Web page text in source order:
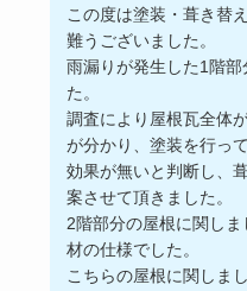
この度は塗装・葺き替
難うございました。
雨漏りが発生した1階
た。
調査により屋根瓦全体
が分かり、塗装を行っ
効果が無いと判断し、
案させて頂きました。
2階部分の屋根に関し
材の仕様でした。
こちらの屋根に関しま